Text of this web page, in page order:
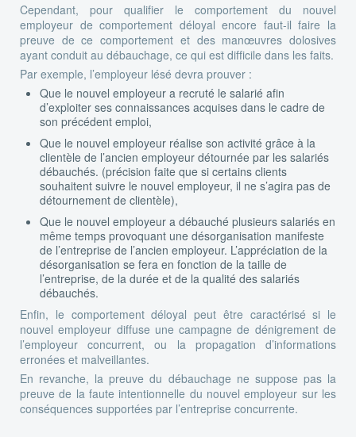
Cependant, pour qualifier le comportement du nouvel
employeur de comportement déloyal encore faut-il faire la
preuve de ce comportement et des manœuvres dolosives
ayant conduit au débauchage, ce qui est difficile dans les faits.
Par exemple, l’employeur lésé devra prouver :
Que le nouvel employeur a recruté le salarié afin
d’exploiter ses connaissances acquises dans le cadre de
son précédent emploi,
Que le nouvel employeur réalise son activité grâce à la
clientèle de l’ancien employeur détournée par les salariés
débauchés. (précision faite que si certains clients
souhaitent suivre le nouvel employeur, il ne s’agira pas de
détournement de clientèle),
Que le nouvel employeur a débauché plusieurs salariés en
même temps provoquant une désorganisation manifeste
de l’entreprise de l’ancien employeur. L’appréciation de la
désorganisation se fera en fonction de la taille de
l’entreprise, de la durée et de la qualité des salariés
débauchés.
Enfin, le comportement déloyal peut être caractérisé si le
nouvel employeur diffuse une campagne de dénigrement de
l’employeur concurrent, ou la propagation d’informations
erronées et malveillantes.
En revanche, la preuve du débauchage ne suppose pas la
preuve de la faute intentionnelle du nouvel employeur sur les
conséquences supportées par l’entreprise concurrente.